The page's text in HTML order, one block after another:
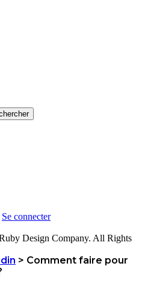
Se connecter
Design Company. All Rights
> Comment faire pour